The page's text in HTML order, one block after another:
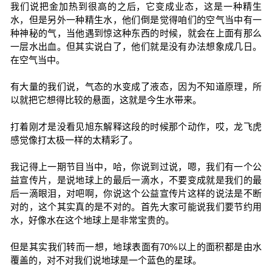
我们说把金加热到很高的之后，它变成业态，这是一种精生
水，但是另外一种精生水，他们倒是觉得咱们的空气当中有一
种神秘的气，当他遇到惊这种东西的时候，就会在上面有那么
一层水出血。但其实说白了，他们就是没有办法想象成几日。
在空气当中。
有大量的我们说，气态的水变成了液态，因为不知道原理，所
以就把它想得比较的悬面，这就是今生水带来。
打着刚才是没看见旭东解释这段的时候那个动作，哎，龙飞虎
感觉像打太极一样的太精彩了。
我记得上一期节目当中，哈，你说到过说，嗯，我们有一个公
益宣传片，是说地球上的最后一滴水，不要变成就是我们的最
后一滴眼泪，对吧啊，你说这个公益宣传片这样的说法是不断
对的，这个其实真的是不对的。首先大家可能说我们要节约用
水，好像水在这个地球上是非常宝贵的。
但是其实我们转而一想，地球表面有70%以上的面积都是由水
覆盖的，对不对我们说地球是一个蓝色的星球。